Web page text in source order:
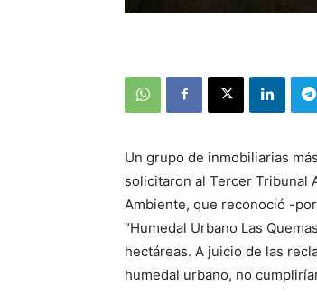
Un grupo de inmobiliarias
solicitaron al Tercer Tribunal
Ambiente, que reconoció -
“Humedal Urbano Las
hectáreas. A juicio de las
humedal urbano, no